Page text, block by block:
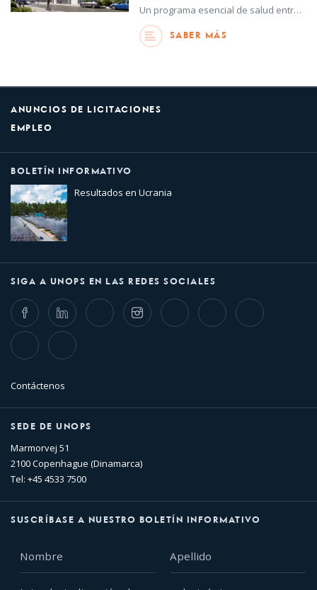
Un programa esencial de salud entra en una nueva fase gracias a la alianza entre UNOPS y el Instituto Guatemalteco de Seguridad Social (IGSS) para ampliar su red hospitalaria con dos nuevas instalaciones.
SABER MÁS
ANUNCIOS DE LICITACIONES
EMPLEO
BOLETÍN INFORMATIVO
Resultados en Ucrania
SIGA A UNOPS EN LAS REDES SOCIALES
FacebookLinkedIn Twitter InstagramWhatsappBluesky Threads
TikTok Flickr
Contáctenos
SEDE DE UNOPS
Marmorvej 51
2100 Copenhague (Dinamarca)
Tel: +45 4533 7500
SUSCRÍBASE A NUESTRO BOLETÍN INFORMATIVO